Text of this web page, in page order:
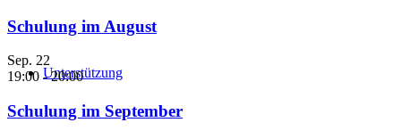
Unterstützung
Schulung im August
Sep. 22
19:00 -20:00
Schulung im September